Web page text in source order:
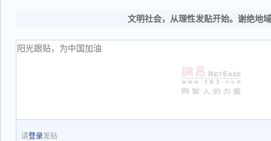
文明社会，从理性发贴开始。谢绝地
请登录发贴